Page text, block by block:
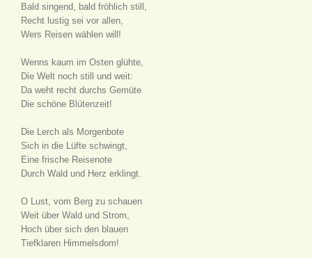
Bald singend, bald fröhlich still,
Recht lustig sei vor allen,
Wers Reisen wählen will!
Wenns kaum im Osten glühte,
Die Welt noch still und weit:
Da weht recht durchs Gemüte
Die schöne Blütenzeit!
Die Lerch als Morgenbote
Sich in die Lüfte schwingt,
Eine frische Reisenote
Durch Wald und Herz erklingt.
O Lust, vom Berg zu schauen
Weit über Wald und Strom,
Hoch über sich den blauen
Tiefklaren Himmelsdom!